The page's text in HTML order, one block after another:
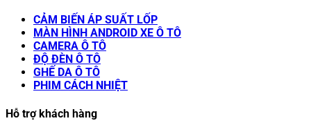
CẢM BIẾN ÁP SUẤT LỐP
MÀN HÌNH ANDROID XE Ô TÔ
CAMERA Ô TÔ
ĐỘ ĐÈN Ô TÔ
GHẾ DA Ô TÔ
PHIM CÁCH NHIỆT
Hỗ trợ khách hàng